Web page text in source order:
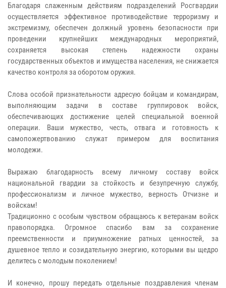
Благодаря слаженным действиям подразделений Росгвардии
осуществляется эффективное противодействие терроризму и
экстремизму, обеспечен должный уровень безопасности при
проведении крупнейших международных мероприятий,
сохраняется высокая степень надежности охраны
государственных объектов и имущества населения, не снижается
качество контроля за оборотом оружия.
Слова особой признательности адресую бойцам и командирам,
выполняющим задачи в составе группировок войск,
обеспечивающих достижение целей специальной военной
операции. Ваши мужество, честь, отвага и готовность к
самопожертвованию служат примером для воспитания
молодежи.
Выражаю благодарность всему личному составу войск
национальной гвардии за стойкость и безупречную службу,
профессионализм и личное мужество, верность Отчизне и
войскам!
Традиционно с особым чувством обращаюсь к ветеранам войск
правопорядка. Огромное спасибо вам за сохранение
преемственности и приумножение ратных ценностей, за
душевное тепло и созидательную энергию, которыми вы щедро
делитесь с молодым поколением!
И конечно, прошу передать отдельные поздравления членам